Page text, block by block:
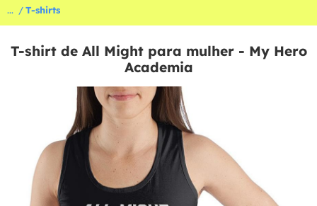
... T-shirts
T-shirt de All Might para mulher - My Hero
Academia